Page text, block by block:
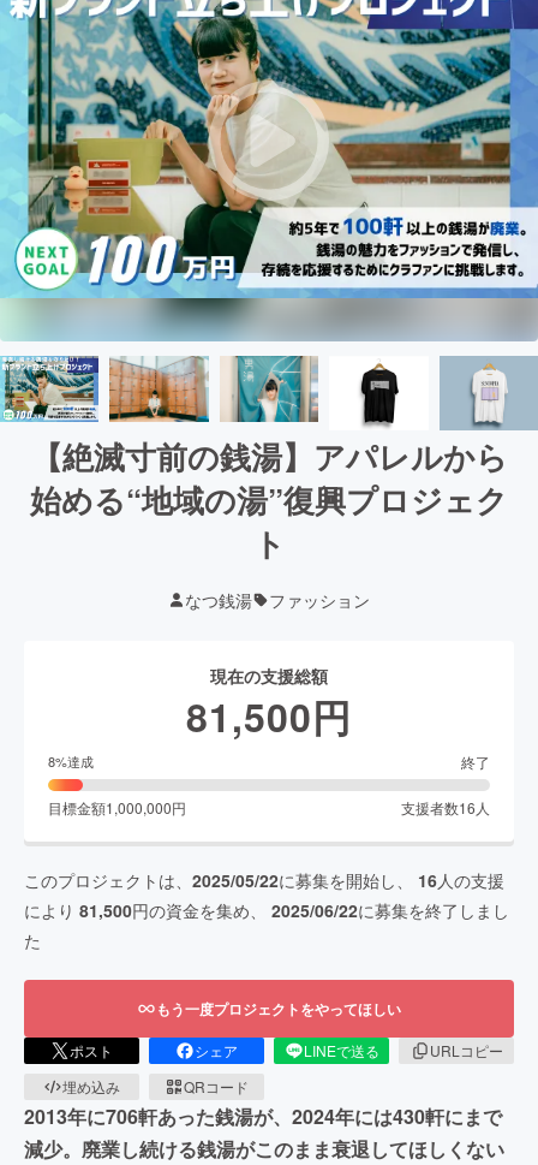
【絶滅寸前の銭湯】アパレルから
始める“地域の湯”復興プロジェク
ト
なつ銭湯 ファッション
現在の支援総額
81,500円
8%達成 終了
目標金額1,000,000円 支援者数16 人
このプロジェクトは、 2025/05/22に募集を開始し、 16人の支援
により 81,500円の資金を集め、 2025/06/22に募集を終了しまし
た
もう一度プロジェクトをやってほしい
ポスト シェア LINEで送る
URLコピー
埋め込み
QRコード
2013年に706軒あった銭湯が、2024年には430軒にまで
減少。廃業し続ける銭湯がこのまま衰退してほしくない